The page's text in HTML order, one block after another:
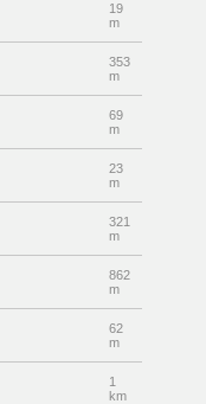
19
m
353
m
69
m
23
m
321
m
862
m
62
m
1
km